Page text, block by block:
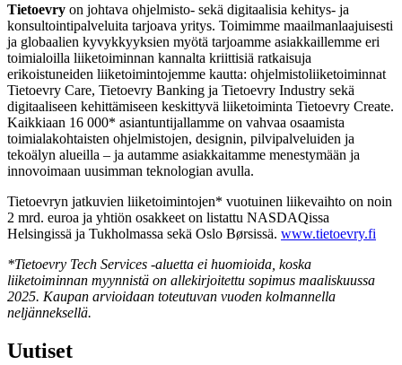
Tietoevry on johtava ohjelmisto- sekä digitaalisia kehitys- ja
konsultointipalveluita tarjoava yritys. Toimimme maailmanlaajuisesti
ja globaalien kyvykkyyksien myötä tarjoamme asiakkaillemme eri
toimialoilla liiketoiminnan kannalta kriittisiä ratkaisuja
erikoistuneiden liiketoimintojemme kautta: ohjelmistoliiketoiminnat
Tietoevry Care, Tietoevry Banking ja Tietoevry Industry sekä
digitaaliseen kehittämiseen keskittyvä liiketoiminta Tietoevry Create.
Kaikkiaan 16 000* asiantuntijallamme on vahvaa osaamista
toimialakohtaisten ohjelmistojen, designin, pilvipalveluiden ja
tekoälyn alueilla – ja autamme asiakkaitamme menestymään ja
innovoimaan uusimman teknologian avulla.
Tietoevryn jatkuvien liiketoimintojen* vuotuinen liikevaihto on noin
2 mrd. euroa ja yhtiön osakkeet on listattu NASDAQissa
Helsingissä ja Tukholmassa sekä Oslo Børsissä. www.tietoevry.fi
*Tietoevry Tech Services -aluetta ei huomioida, koska
liiketoiminnan myynnistä on allekirjoitettu sopimus maaliskuussa
2025. Kaupan arvioidaan toteutuvan vuoden kolmannella
neljänneksellä.
Uutiset